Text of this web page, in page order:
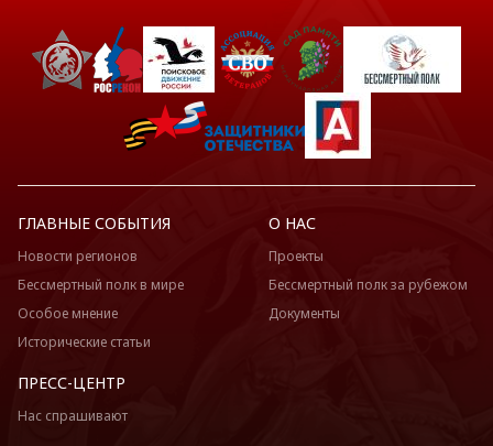
ГЛАВНЫЕ СОБЫТИЯ
Новости регионов
Бессмертный полк в мире
Особое мнение
Исторические статьи
О НАС
Проекты
Бессмертный полк за рубежом
Документы
ПРЕСС-ЦЕНТР
Нас спрашивают